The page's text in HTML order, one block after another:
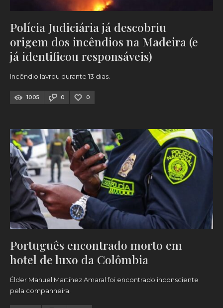
Polícia Judiciária já descobriu
origem dos incêndios na Madeira (e
já identificou responsáveis)
Incêndio lavrou durante 13 dias.
1005 0 0
Português encontrado morto em
hotel de luxo da Colômbia
Élder Manuel Martínez Amaral foi encontrado inconsciente
pela companheira.